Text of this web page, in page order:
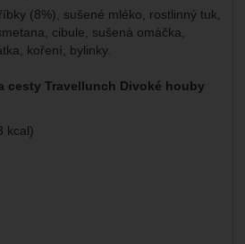
(8%), sušené mléko, rostlinný tuk,
cibule, sušená omáčka,
koření, bylinky.
cesty Travellunch Divoké houby
kcal)